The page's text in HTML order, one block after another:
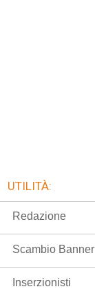
UTILITÀ:
Redazione
Scambio Banner
Inserzionisti